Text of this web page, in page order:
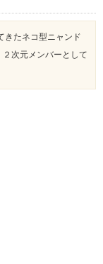
きたネコ型ニャンド
次元メンバーとして